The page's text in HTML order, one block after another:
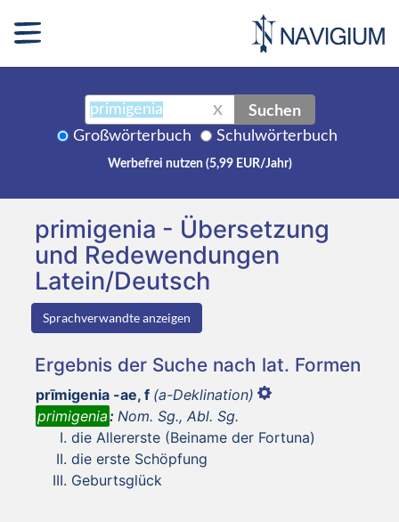
X Suchen
Großwörterbuch Schulwörterbuch
Werbefrei nutzen (5,99 EUR/Jahr)
primigenia - Übersetzung
und Redewendungen
Latein/Deutsch
Sprachverwandte anzeigen
Ergebnis der Suche nach lat. Formen
prīmigenia -ae, f (a-Deklination)
primigenia: Nom. Sg., Abl. Sg.
die Allererste (Beiname der Fortuna)
die erste Schöpfung
Geburtsglück